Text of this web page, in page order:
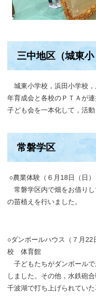
三中地区（城東
城東小学校，浜田小学校
年育成会と各校のＰＴＡが
子ども会を一本化して，活動
常磐学区
○農業体験（６月18日（日
常磐学区内で畑をお借り
の苗植えを行いました。
○ダンボールハウス（７月
校 体育館
子どもたちがダンボール
しました。その他，水鉄砲
千波湖で打ち上げられてい